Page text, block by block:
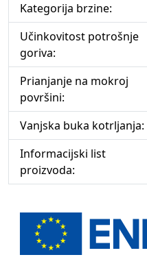
Kategorija brzine:
Učinkovitost potrošnje
goriva:
Prianjanje na mokroj
površini:
Vanjska buka kotrljanja:
Informacijski list
proizvoda: